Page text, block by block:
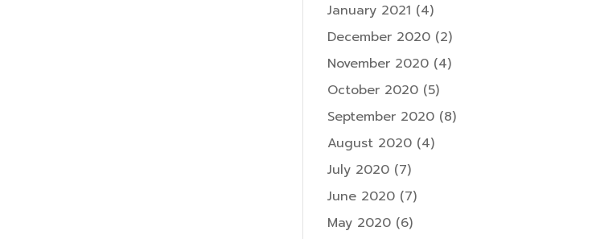
January 2021 (4)
December 2020 (2)
November 2020 (4)
October 2020 (5)
September 2020 (8)
August 2020 (4)
July 2020 (7)
June 2020 (7)
May 2020 (6)